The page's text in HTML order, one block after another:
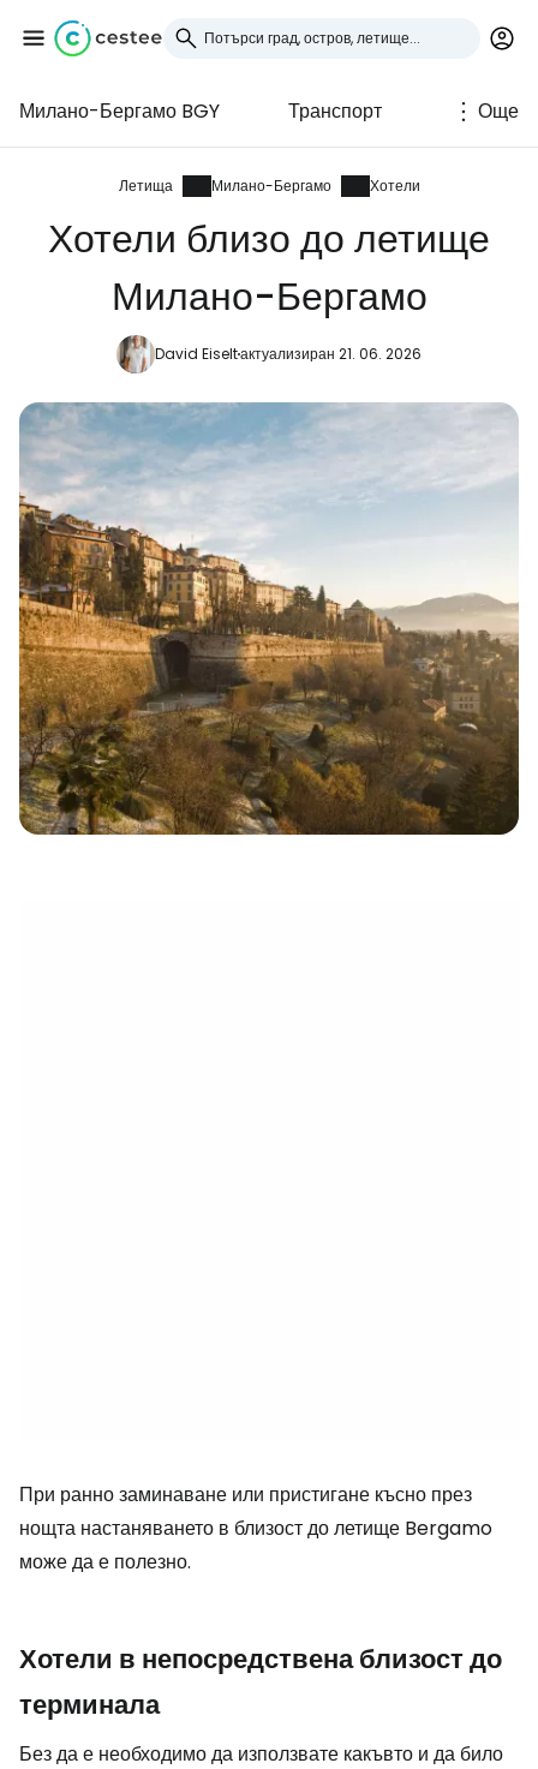
Милано-Бергамо BGY Транспорт Още
Летища Милано-Бергамо Хотели
Хотели близо до летище
Милано-Бергамо
David Eiseltактуализиран 21. 06. 2026
При ранно заминаване или пристигане късно през
нощта настаняването в близост до летище Bergamo
може да е полезно.
Хотели в непосредствена близост до
терминала
Без да е необходимо да използвате какъвто и да било
Влезте в Cestee
... световната общност на туристите
Продължете с Google
Продължете с Facebook
Продължете с имейл